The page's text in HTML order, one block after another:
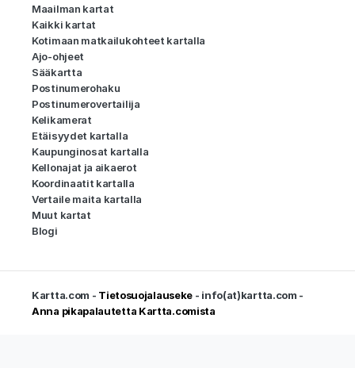
Maailman kartat
Kaikki kartat
Kotimaan matkailukohteet kartalla
Ajo-ohjeet
Sääkartta
Postinumerohaku
Postinumerovertailija
Kelikamerat
Etäisyydet kartalla
Kaupunginosat kartalla
Kellonajat ja aikaerot
Koordinaatit kartalla
Vertaile maita kartalla
Muut kartat
Blogi
Kartta.com - Tietosuojalauseke - info(at)kartta.com -
Anna pikapalautetta Kartta.comista